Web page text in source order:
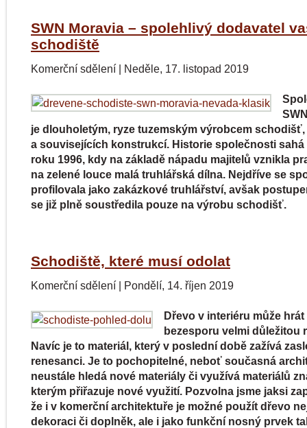
SWN Moravia – spolehlivý dodavatel
schodiště
Komerční sdělení| Neděle, 17. listopad 2019
je dlouholetým, ryze tuzemským výrobcem
a souvisejících konstrukcí. Historie společnosti sahá
roku 1996, kdy na základě nápadu majitelů vznikla
na zelené louce malá truhlářská dílna. Nejdříve se
profilovala jako zakázkové truhlářství, avšak
se již plně soustředila pouze na výrobu schodišť.
Schodiště, které musí odolat
Komerční sdělení| Pondělí, 14. říjen 2019
Dřevo v interiéru může hrát
bezesporu velmi důležitou
Navíc je to materiál, který v poslední době zažívá
renesanci. Je to pochopitelné, neboť současná
neustále hledá nové materiály či využívá materiálů
kterým přiřazuje nové využití. Pozvolna jsme jaksi
že i v komerční architektuře je možné použít dřevo
dekoraci či doplněk, ale i jako funkční nosný prvek